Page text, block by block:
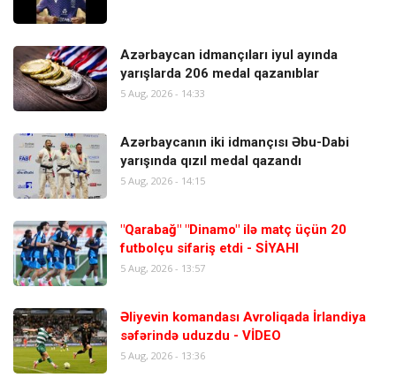
Azərbaycan idmançıları iyul ayında
yarışlarda 206 medal qazanıblar
5 Aug, 2026 - 14:33
Azərbaycanın iki idmançısı Əbu-Dabi
yarışında qızıl medal qazandı
5 Aug, 2026 - 14:15
"Qarabağ" "Dinamo" ilə matç üçün 20
futbolçu sifariş etdi - SİYAHI
5 Aug, 2026 - 13:57
Əliyevin komandası Avroliqada İrlandiya
səfərində uduzdu - VİDEO
5 Aug, 2026 - 13:36